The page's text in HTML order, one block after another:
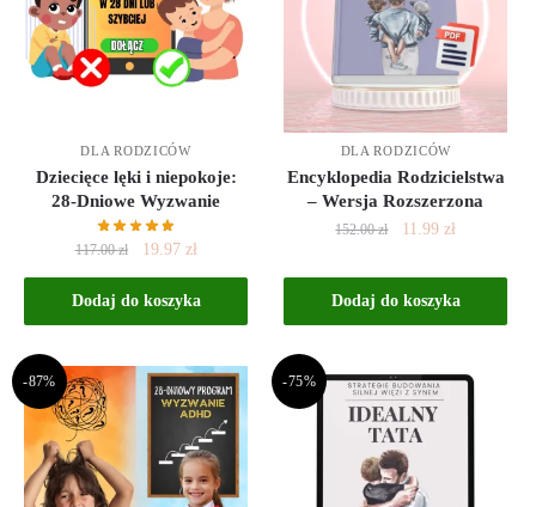
DLA RODZICÓW
Dziecięce lęki i niepokoje:
28-Dniowe Wyzwanie
117.00zł 19.97 zł
Dodaj do koszyka
DLA RODZICÓW
Encyklopedia Rodzicielstwa
– Wersja Rozszerzona
152.00zł 11.99zł
Dodaj do koszyka
-87% -75%